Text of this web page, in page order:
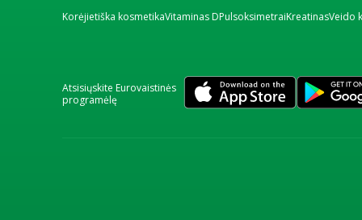
Korėjietiška kosmetikaVitaminas DPulsoksimetraiKreatinasVeido
Atsisiųskite Eurovaistinės
programėlę